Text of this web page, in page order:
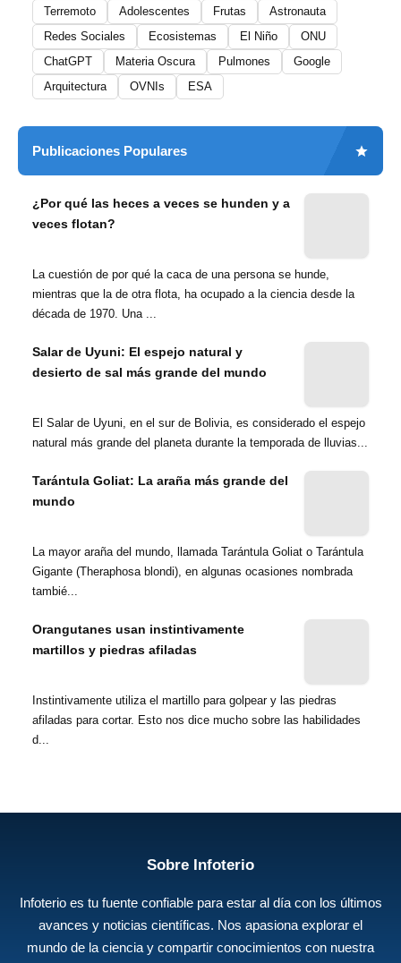
Terremoto
Adolescentes Frutas
Astronauta
Redes Sociales
Ecosistemas El Niño
ONU
ChatGPT
Materia Oscura Pulmones
Google
Arquitectura
OVNIs ESA
Publicaciones Populares
¿Por qué las heces a veces se hunden y a
veces flotan?
La cuestión de por qué la caca de una persona se hunde,
mientras que la de otra flota, ha ocupado a la ciencia desde la
década de 1970. Una ...
Salar de Uyuni: El espejo natural y
desierto de sal más grande del mundo
El Salar de Uyuni, en el sur de Bolivia, es considerado el espejo
natural más grande del planeta durante la temporada de lluvias...
Tarántula Goliat: La araña más grande del
mundo
La mayor araña del mundo, llamada Tarántula Goliat o Tarántula
Gigante (Theraphosa blondi), en algunas ocasiones nombrada
tambié...
Orangutanes usan instintivamente
martillos y piedras afiladas
Instintivamente utiliza el martillo para golpear y las piedras
afiladas para cortar. Esto nos dice mucho sobre las habilidades
d...
Sobre Infoterio
Infoterio es tu fuente confiable para estar al día con los últimos
avances y noticias científicas. Nos apasiona explorar el
mundo de la ciencia y compartir conocimientos con nuestra